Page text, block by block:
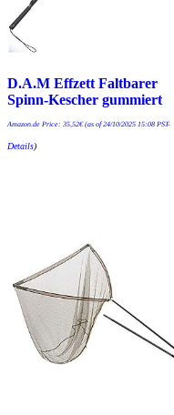
D.A.M Effzett Faltbarer
Spinn-Kescher gummiert
Amazon.de Price: 35,52€(as of 24/10/2025 15:08 PST-
Details)